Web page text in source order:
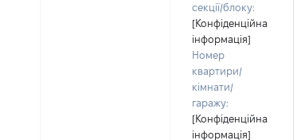
секції/блоку:
[Конфіденційна
інформація]
Номер
квартири/
кімнати/
гаражу:
[Конфіденційна
інформація]